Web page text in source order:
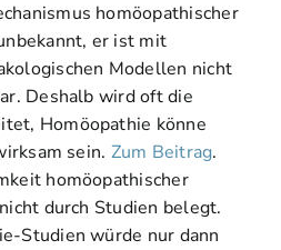
homöopathischer
er ist mit
Modellen nicht
Deshalb wird oft die
Homöopathie könne
sein. Zum Beitrag.
homöopathischer
durch Studien belegt.
Studien würde nur dann